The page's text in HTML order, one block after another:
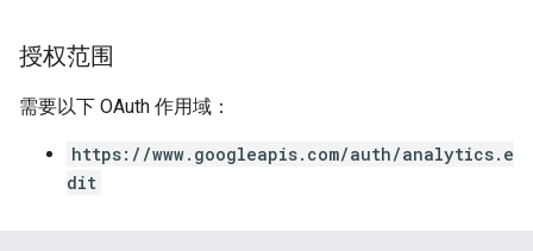
授权范围
需要以下 OAuth 作用域：
https://www.googleapis.com/auth/analytics.e
dit